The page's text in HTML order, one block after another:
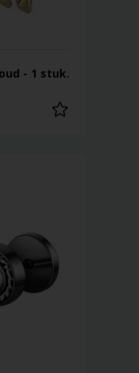
- 1 stuk.